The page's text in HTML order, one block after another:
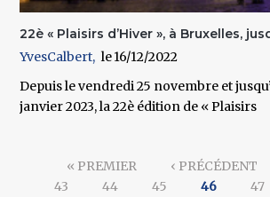
22è « Plaisirs d’Hiver », à Bruxelles,
YvesCalbert
16/12/2022
Depuis le vendredi 25 novembre et
janvier 2023, la 22è édition de « Plaisirs
« PREMIER ‹ PRÉCÉDENT
43
44 45 46 47